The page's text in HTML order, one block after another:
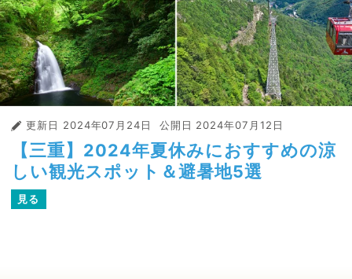
更新日 2024年07月24日 公開日 2024年07月12日
【三重】2024年夏休みにおすすめの涼
しい観光スポット＆避暑地5選
見る